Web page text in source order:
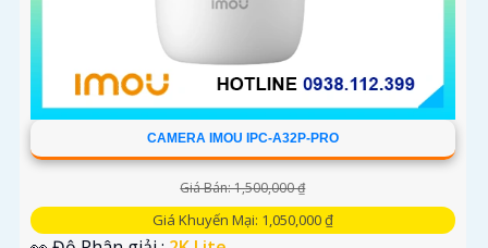
CAMERA IMOU IPC-A32P-PRO
Giá Bán: 1,500,000 ₫
Giá Khuyến Mại: 1,050,000 ₫